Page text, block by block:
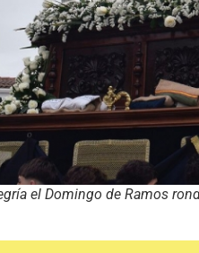
el Domingo de Ramos